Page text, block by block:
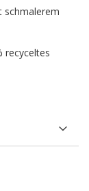
schmalerem
recyceltes